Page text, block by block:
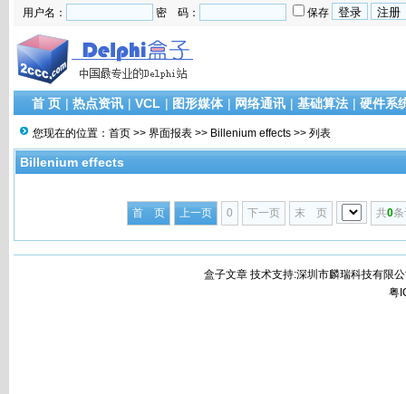
用户名： 密 码： 保存
首 页 | 热点资讯 | VCL | 图形媒体 | 网络通讯 | 基础算法 | 硬件系
您现在的位置： 首页 >> 界面报表 >> Billenium effects >> 列表
Billenium effects
首 页 上一页 0 下一页 末 页 共0
盒子文章 技术支持:深圳市麟瑞科技有限
粤